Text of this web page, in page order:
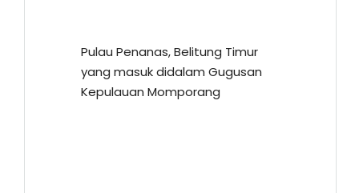
Pulau Penanas, Belitung Timur
yang masuk didalam Gugusan
Kepulauan Momporang